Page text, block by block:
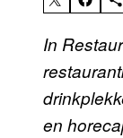
In
en